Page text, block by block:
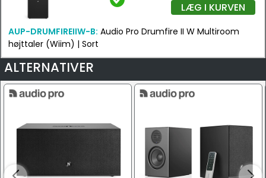
LÆG I KURVEN
AUP-DRUMFIREIIW-B: Audio Pro Drumfire II W Multiroom
højttaler (Wiim) | Sort
ALTERNATIVER